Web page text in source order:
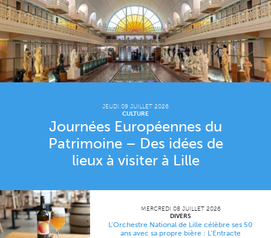
JEUDI 09 JUILLET 2026
CULTURE
Journées Européennes du
Patrimoine – Des idées de
lieux à visiter à Lille
MERCREDI 08 JUILLET 2026
DIVERS
L’Orchestre National de Lille célèbre ses 50
ans avec sa propre bière : L’Entracte